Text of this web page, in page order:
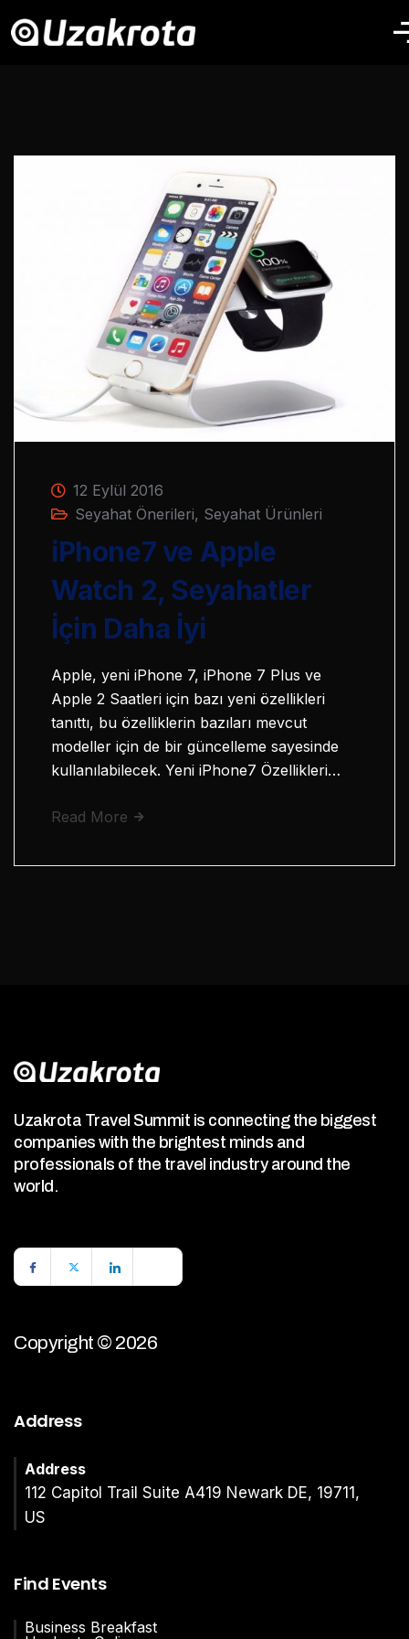
12 Eylül 2016
Seyahat Önerileri, Seyahat Ürünleri
iPhone7 ve Apple
Watch 2, Seyahatler
İçin Daha İyi
Apple, yeni iPhone 7, iPhone 7 Plus ve
Apple 2 Saatleri için bazı yeni özellikleri
tanıttı, bu özelliklerin bazıları mevcut
modeller için de bir güncelleme sayesinde
kullanılabilecek. Yeni iPhone7 Özellikleri…
Read More
Uzakrota Travel Summit is connecting the biggest
companies with the brightest minds and
professionals of the travel industry around the
world.
Copyright © 2026
Address
Address
112 Capitol Trail Suite A419 Newark DE, 19711,
US
Find Events
Business Breakfast